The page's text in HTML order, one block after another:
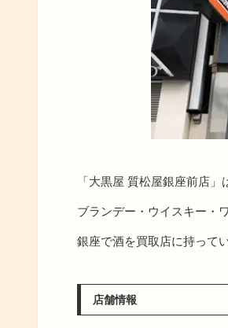
「大黒屋 質松屋銀座前店
ブランデー・ウイスキー・
銀座で酒を買取店に持って
店舗情報